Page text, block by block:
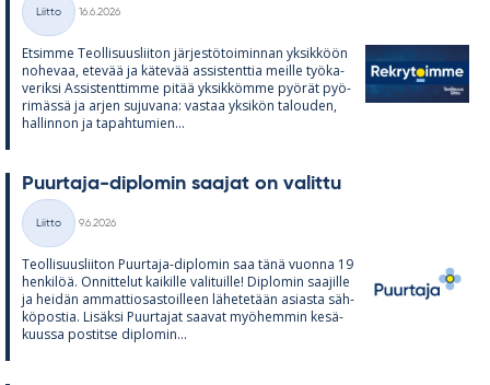
Kategoriat
Liitto
16.6.2026
Et­simme Teol­li­suus­lii­ton jär­jes­tö­toi­min­nan yk­sik­köön
no­he­vaa, ete­vää ja kä­te­vää as­sis­tent­tia meille työ­ka­
ve­riksi As­sis­tent­timme pi­tää yk­sik­kömme pyö­rät pyö­
ri­mässä ja ar­jen su­ju­vana: vas­taa yk­si­kön ta­lou­den,
hal­lin­non ja ta­pah­tu­mien...
Puur­taja-diplo­min saa­jat on va­littu
Kategoriat
Liitto
9.6.2026
Teol­li­suus­lii­ton Puur­taja-diplo­min saa tänä vuonna 19
hen­ki­löä. On­nit­te­lut kai­kille va­li­tuille! Diplo­min saa­jille
ja hei­dän am­mat­tio­sas­toil­leen lä­he­te­tään asiasta säh­
kö­pos­tia. Li­säksi Puur­ta­jat saa­vat myö­hem­min ke­sä­
kuussa pos­titse diplo­min...